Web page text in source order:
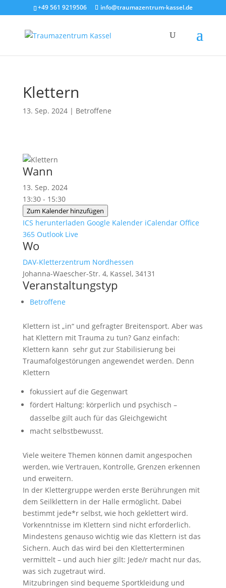
+49 561 9219506 info@traumazentrum-kassel.de
Klettern
13. Sep. 2024| Betroffene
Wann
13. Sep. 2024
13:30 - 15:30
Zum Kalender hinzufügen
ICS herunterladen Google Kalender iCalendar Office
365 Outlook Live
Wo
DAV-Kletterzentrum Nordhessen
Johanna-Waescher-Str. 4, Kassel, 34131
Veranstaltungstyp
Betroffene
Klettern ist „in“ und gefragter Breitensport. Aber was
hat Klettern mit Trauma zu tun? Ganz einfach:
Klettern kann sehr gut zur Stabilisierung bei
Traumafolgestörungen angewendet werden. Denn
Klettern
fokussiert auf die Gegenwart
fördert Haltung: körperlich und psychisch –
dasselbe gilt auch für das Gleichgewicht
macht selbstbewusst.
Viele weitere Themen können damit angespochen
werden, wie Vertrauen, Kontrolle, Grenzen erkennen
und erweitern.
In der Klettergruppe werden erste Berührungen mit
dem Seilklettern in der Halle ermöglicht. Dabei
bestimmt jede*r selbst, wie hoch geklettert wird.
Vorkenntnisse im Klettern sind nicht erforderlich.
Mindestens genauso wichtig wie das Klettern ist das
Sichern. Auch das wird bei den Kletterterminen
vermittelt – und auch hier gilt: Jede/r macht nur das,
was sich zugetraut wird.
Mitzubringen sind bequeme Sportkleidung und